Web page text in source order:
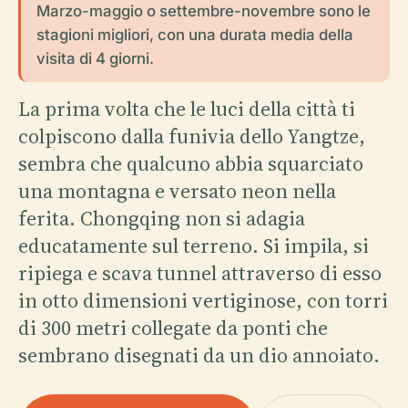
Marzo-maggio o settembre-novembre sono le
stagioni migliori, con una durata media della
visita di 4 giorni.
La prima volta che le luci della città ti
colpiscono dalla funivia dello Yangtze,
sembra che qualcuno abbia squarciato
una montagna e versato neon nella
ferita. Chongqing non si adagia
educatamente sul terreno. Si impila, si
ripiega e scava tunnel attraverso di esso
in otto dimensioni vertiginose, con torri
di 300 metri collegate da ponti che
sembrano disegnati da un dio annoiato.